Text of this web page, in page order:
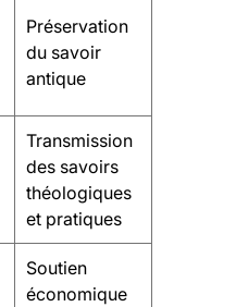
Préservation
du savoir
antique
Transmission
des savoirs
théologiques
et pratiques
Soutien
économique